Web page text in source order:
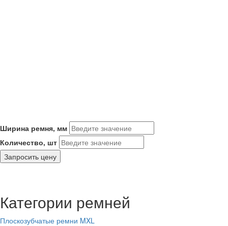
Ширина ремня, мм
Количество, шт
Запросить цену
Категории ремней
Плоскозубчатые ремни MXL